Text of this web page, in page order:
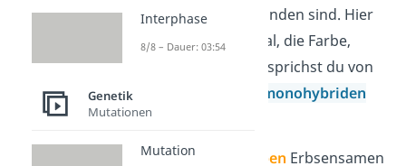
Erbsensamen
entstanden sind. Hier
wird nur ein Merkmal, die Farbe,
betrachtet. Deshalb sprichst du von
einer sogenannten
monohybriden
Kreuzung
Das Allel für die
gelben Erbsensamen
Interphase
8/8 – Dauer: 03:54
Genetik
Mutationen
Mutation